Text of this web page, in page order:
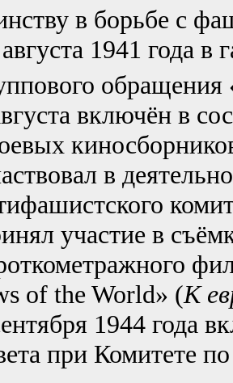
в борьбе с
1941 года в
обращения
включён в
в
участие в
of the World» (К
1944 года
при Комитете